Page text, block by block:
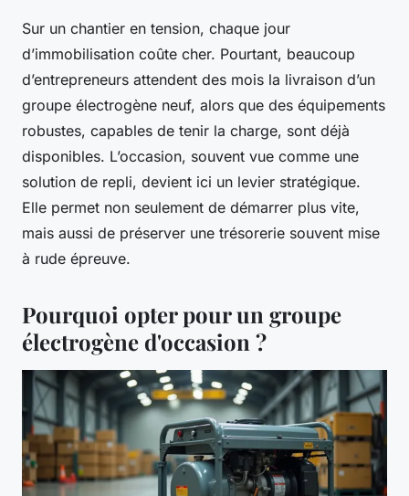
Sur un chantier en tension, chaque jour
d’immobilisation coûte cher. Pourtant, beaucoup
d’entrepreneurs attendent des mois la livraison d’un
groupe électrogène neuf, alors que des équipements
robustes, capables de tenir la charge, sont déjà
disponibles. L’occasion, souvent vue comme une
solution de repli, devient ici un levier stratégique.
Elle permet non seulement de démarrer plus vite,
mais aussi de préserver une trésorerie souvent mise
à rude épreuve.
Pourquoi opter pour un groupe
électrogène d'occasion ?